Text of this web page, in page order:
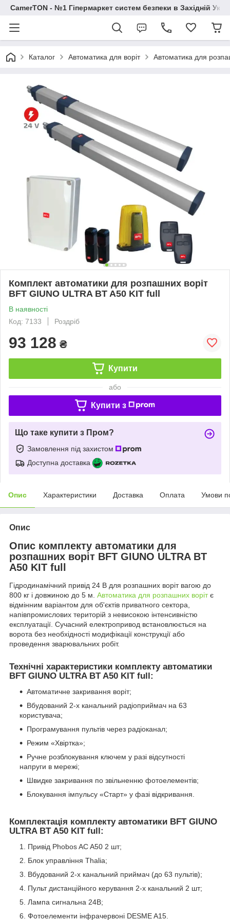
CamerTON - №1 Гіпермаркет систем безпеки в Західній
Каталог Автоматика для воріт Автоматика для
Комплект автоматики для розпашних воріт
BFT GIUNO ULTRA BT A50 KIT full
В наявності
Код: 7133
Роздріб
93 128 ₴
Купити
або
Купити з
Що таке купити з Пром?
Замовлення під захистом
Доступна доставка
Опис Характеристики Доставка Оплата Умови
Опис
Опис комплекту автоматики для
розпашних воріт BFT GIUNO ULTRA BT
A50 KIT full
Гідродинамічний привід 24 В для розпашних воріт вагою до
800 кг і довжиною до 5 м. Автоматика для розпашних ворітє
відмінним варіантом для об'єктів приватного сектора,
напівпромислових територій з невисокою інтенсивністю
експлуатації. Сучасний електропривод встановлюється на
ворота без необхідності модифікації конструкції або
проведення зварювальних робіт.
Технічні характеристики комплекту автоматики
BFT GIUNO ULTRA BT A50 KIT full:
Автоматичне закривання воріт;
Вбудований 2-х канальний радіоприймач на 63
користувача;
Програмування пультів через радіоканал;
Режим «Хвіртка»;
Ручне розблокування ключем у разі відсутності
напруги в мережі;
Швидке закривання по звільненню фотоелементів;
Блокування імпульсу «Старт» у фазі відкривання.
Комплектація комплекту автоматики BFT GIUNO
ULTRA BT A50 KIT full:
Привід Phobos AC A50 2 шт;
Блок управління Thalia;
Вбудований 2-х канальний приймач (до 63 пультів);
Пульт дистанційного керування 2-х канальний 2 шт;
Лампа сигнальна 24В;
Фотоелементи інфрачервоні DESME A15.